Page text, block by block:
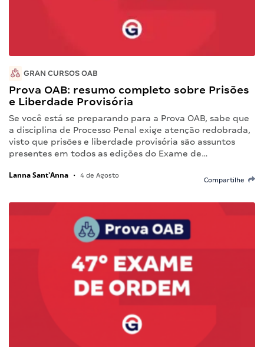
GRAN CURSOS OAB
Prova OAB: resumo completo sobre Prisões
e Liberdade Provisória
Se você está se preparando para a Prova OAB, sabe que
a disciplina de Processo Penal exige atenção redobrada,
visto que prisões e liberdade provisória são assuntos
presentes em todos as edições do Exame de…
Lanna Sant'Anna • 4 de Agosto
Compartilhe